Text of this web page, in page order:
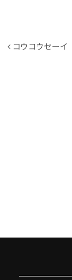
投稿ナ
コウコウセーイ